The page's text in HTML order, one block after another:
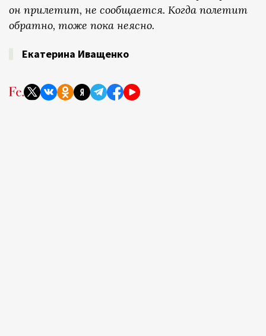
он прилетит, не сообщается. Когда полетит
обратно, тоже пока неясно.
Екатерина Иващенко